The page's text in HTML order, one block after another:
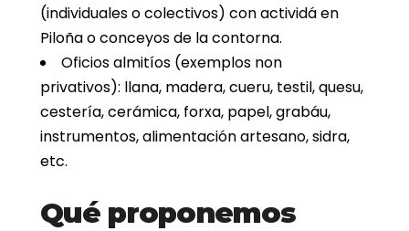
(individuales o colectivos) con actividá en
Piloña o conceyos de la contorna.
Oficios almitíos (exemplos non
privativos): llana, madera, cueru, testil, quesu,
cestería, cerámica, forxa, papel, grabáu,
instrumentos, alimentación artesano, sidra,
etc.
Qué proponemos